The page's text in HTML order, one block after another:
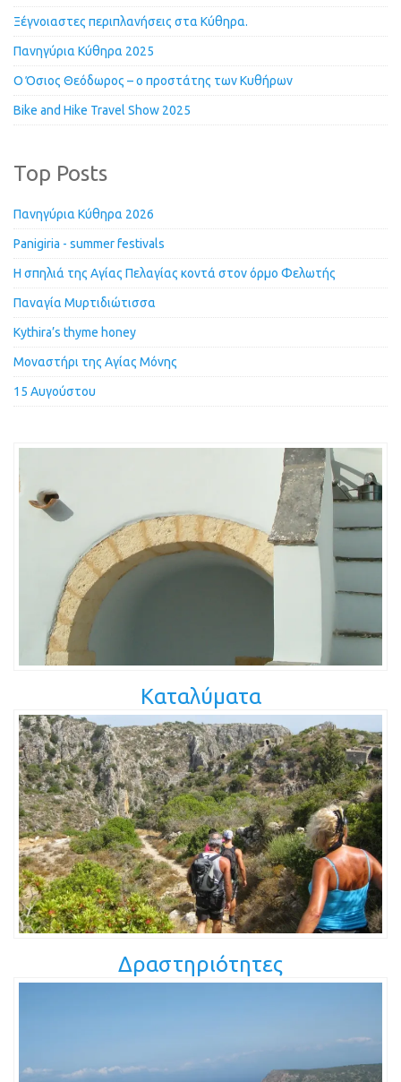
Ξέγνοιαστες περιπλανήσεις στα Κύθηρα.
Πανηγύρια Κύθηρα 2025
Ο Όσιος Θεόδωρος – ο προστάτης των Κυθήρων
Bike and Hike Travel Show 2025
Top Posts
Πανηγύρια Κύθηρα 2026
Panigiria - summer festivals
Η σπηλιά της Αγίας Πελαγίας κοντά στον όρμο Φελωτής
Παναγία Μυρτιδιώτισσα
Kythira’s thyme honey
Μοναστήρι της Αγίας Μόνης
15 Αυγούστου
Καταλύματα
Δραστηριότητες